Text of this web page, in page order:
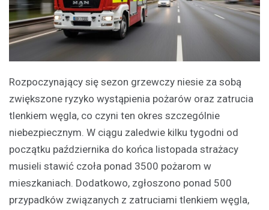
Rozpoczynający się sezon grzewczy niesie za sobą
zwiększone ryzyko wystąpienia pożarów oraz zatrucia
tlenkiem węgla, co czyni ten okres szczególnie
niebezpiecznym. W ciągu zaledwie kilku tygodni od
początku października do końca listopada strażacy
musieli stawić czoła ponad 3500 pożarom w
mieszkaniach. Dodatkowo, zgłoszono ponad 500
przypadków związanych z zatruciami tlenkiem węgla,